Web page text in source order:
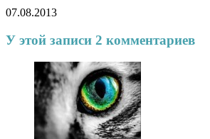
07.08.2013
У этой записи 2 комментариев